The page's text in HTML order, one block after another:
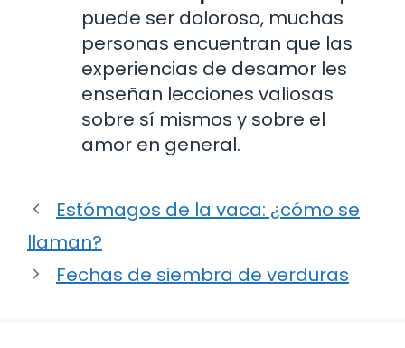
puede ser doloroso, muchas
personas encuentran que las
experiencias de desamor les
enseñan lecciones valiosas
sobre sí mismos y sobre el
amor en general.
Estómagos de la vaca: ¿cómo se
llaman?
Fechas de siembra de verduras